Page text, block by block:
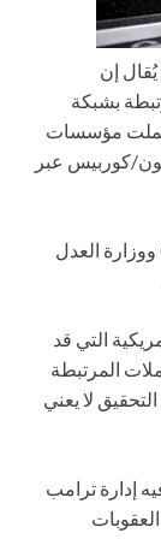
إن
بشبكة
شملت مؤسسات
كوربيس عبر
لم تستجب جي بي مورغان تشيس وCitigroup ووزارة العدل
التي قد
المرتبطة
لا يعني
إدارة ترامب